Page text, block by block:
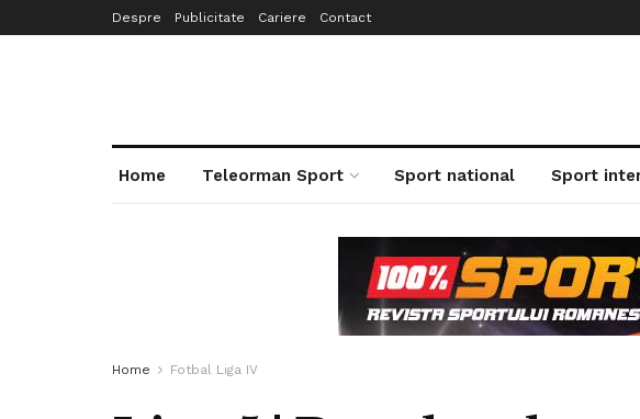
Despre Publicitate Cariere Contact
Home Teleorman Sport Sport national Sport
Home Fotbal Liga IV